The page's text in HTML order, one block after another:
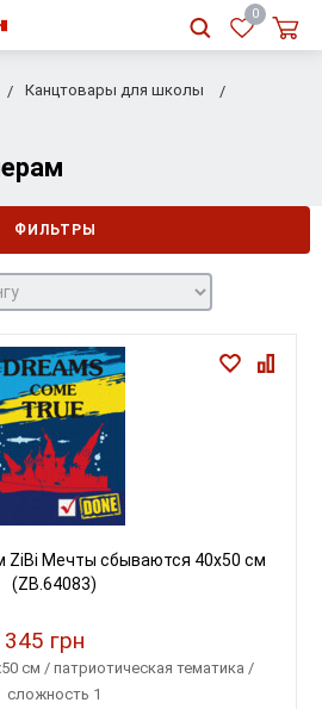
RU
0
Канцтовары для школы
ФИЛЬТРЫ
ZiBi Мечты сбываются 40х50 см
(ZB.64083)
345 грн
см / патриотическая тематика /
сложность 1